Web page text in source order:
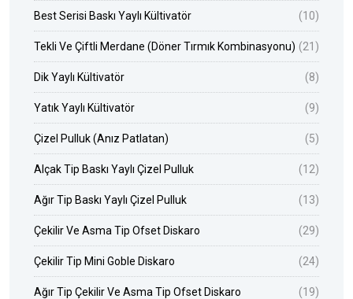
Best Serisi Baskı Yaylı Kültivatör (10)
Tekli Ve Çiftli Merdane (Döner Tırmık Kombinasyonu) (21)
Dik Yaylı Kültivatör (8)
Yatık Yaylı Kültivatör (9)
Çizel Pulluk (Anız Patlatan) (5)
Alçak Tip Baskı Yaylı Çizel Pulluk (12)
Ağır Tip Baskı Yaylı Çizel Pulluk (13)
Çekilir Ve Asma Tip Ofset Diskaro (29)
Çekilir Tip Mini Goble Diskaro (24)
Ağır Tip Çekilir Ve Asma Tip Ofset Diskaro (19)